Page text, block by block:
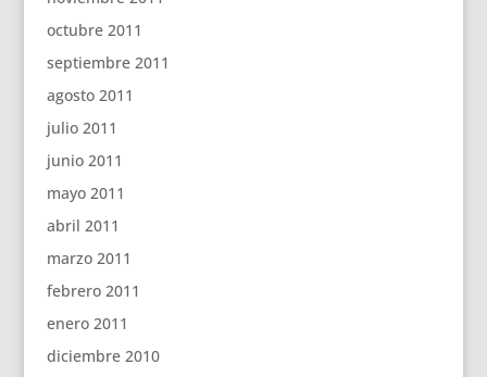
octubre 2011
septiembre 2011
agosto 2011
julio 2011
junio 2011
mayo 2011
abril 2011
marzo 2011
febrero 2011
enero 2011
diciembre 2010